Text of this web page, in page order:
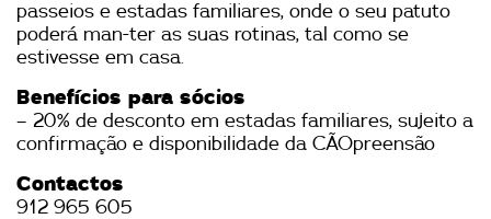
passeios e estadas familiares, onde o seu patuto
poderá man-ter as suas rotinas, tal como se
estivesse em casa.
Benefícios para sócios
– 20% de desconto em estadas familiares, sujeito a
confirmação e disponibilidade da CÃOpreensão
Contactos
912 965 605